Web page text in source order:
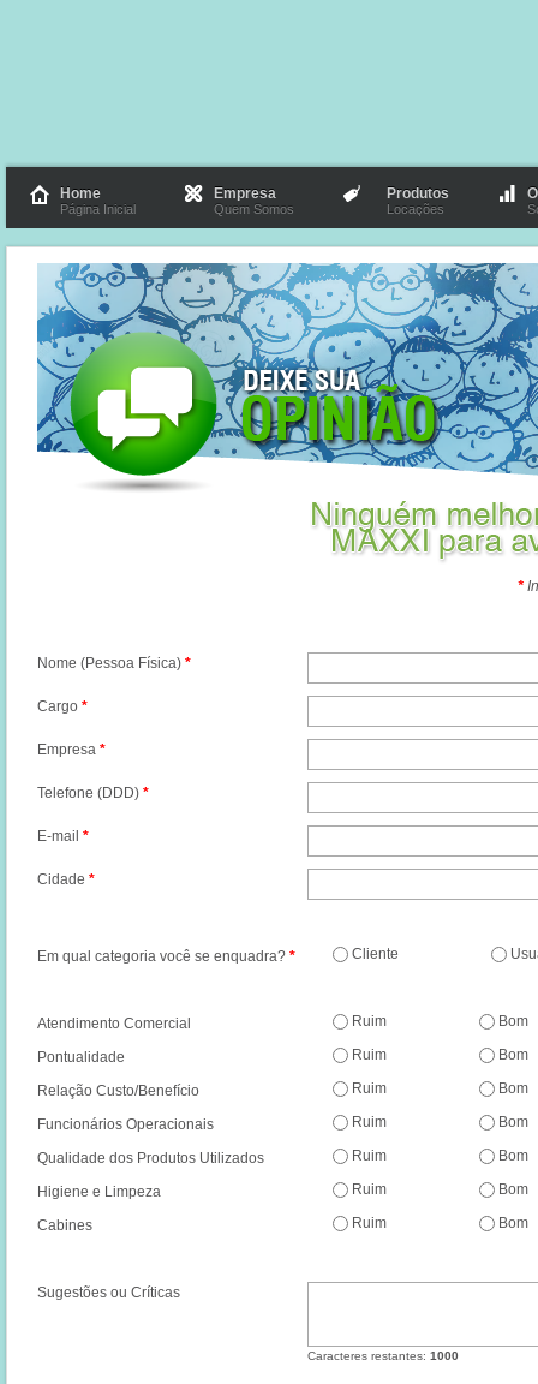
Home
Página Inicial
Empresa
Quem Somos
Produtos
Locações
*
Nome (Pessoa Física) *
Cargo *
Empresa *
Telefone (DDD) *
E-mail *
Cidade *
Em qual categoria você se enquadra? * Cliente
Atendimento Comercial Ruim Bom
Pontualidade Ruim Bom
Relação Custo/Benefício Ruim Bom
Funcionários Operacionais Ruim Bom
Qualidade dos Produtos Utilizados Ruim Bom
Higiene e Limpeza Ruim Bom
Cabines Ruim Bom
Sugestões ou Críticas
Caracteres restantes: 1000